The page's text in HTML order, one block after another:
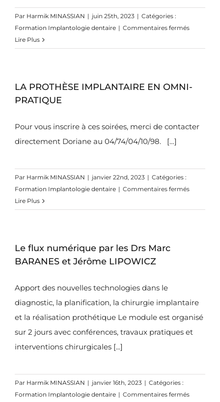
Par Harmik MINASSIAN | juin 25th, 2023 | Catégories :
Formation Implantologie dentaire | Commentaires ferméssur
des
en
Lire Plus
LA PROTHÈSE IMPLANTAIRE EN OMNI-
PRATIQUE
Pour vous inscrire à ces soirées, merci de contacter
directement Doriane au 04/74/04/10/98. […]
Par Harmik MINASSIAN | janvier 22nd, 2023 | Catégories :
Formation Implantologie dentaire | Commentaires ferméssur
Lire Plus
Le flux numérique par les Drs Marc
BARANES et Jérôme LIPOWICZ
Apport des nouvelles technologies dans le
diagnostic, la planification, la chirurgie implantaire
et la réalisation prothétique Le module est organisé
sur 2 jours avec conférences, travaux pratiques et
interventions chirurgicales [...]
Par Harmik MINASSIAN | janvier 16th, 2023 | Catégories :
Formation Implantologie dentaire | Commentaires ferméssur